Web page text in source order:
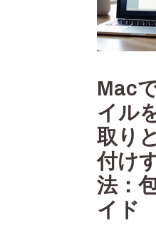
Mac
イル
取り
付け
法：
イド